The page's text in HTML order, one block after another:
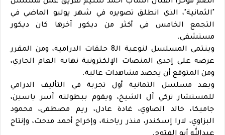
"الثمانية"، الذي انطلق تصويره في شهر يوليو الماضي في
التجمع الخامس في أكثر من ديكور آخرها كان ديكور
مستشفى.
وينتمى المسلسل لنوعية الـ8 حلقات الدرامية، ومن المقرر
عرضه على إحدى المنصات الإلكترونية نهاية العام الجاري،
ومن المتوقع أن يحصد مشاهدات عالية.
ويعد مسلسل الثمانية أول تجربة في التأليف الدرامي
للمستشار تركي آل الشيخ، ويقوم ببطولته آسر ياسين،
جاميكا، خالد الصاوي، غادة عادل، ريم مصطفى، محمود
البزاوي، لارا إسكندر، منذر رياحنة، وإخراج أحمد مدحت، وإنتاج